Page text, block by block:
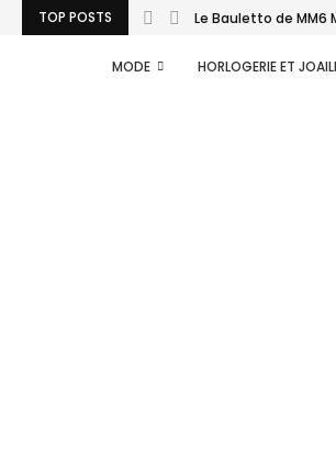
TOP POSTS Le Bauletto de MM6
MODE HORLOGERIE ET